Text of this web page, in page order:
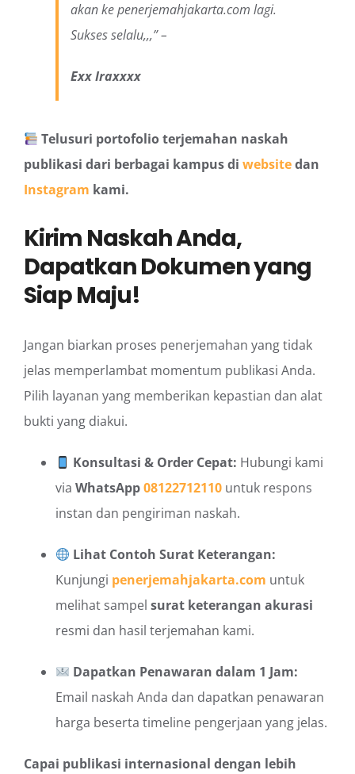
akan ke penerjemahjakarta.com lagi.
Sukses selalu,,,” –
Exx Iraxxxx
Telusuri portofolio terjemahan naskah
publikasi dari berbagai kampus di websitedan
Instagram kami.
Kirim Naskah Anda,
Dapatkan Dokumen yang
Siap Maju!
Jangan biarkan proses penerjemahan yang tidak
jelas memperlambat momentum publikasi Anda.
Pilih layanan yang memberikan kepastian dan alat
bukti yang diakui.
Konsultasi & Order Cepat: Hubungi kami
via WhatsApp08122712110 untuk respons
instan dan pengiriman naskah.
Lihat Contoh Surat Keterangan:
Kunjungi penerjemahjakarta.com untuk
melihat sampel surat keterangan akurasi
resmi dan hasil terjemahan kami.
Dapatkan Penawaran dalam 1 Jam:
Email naskah Anda dan dapatkan penawaran
harga beserta timeline pengerjaan yang jelas.
Capai publikasi internasional dengan lebih